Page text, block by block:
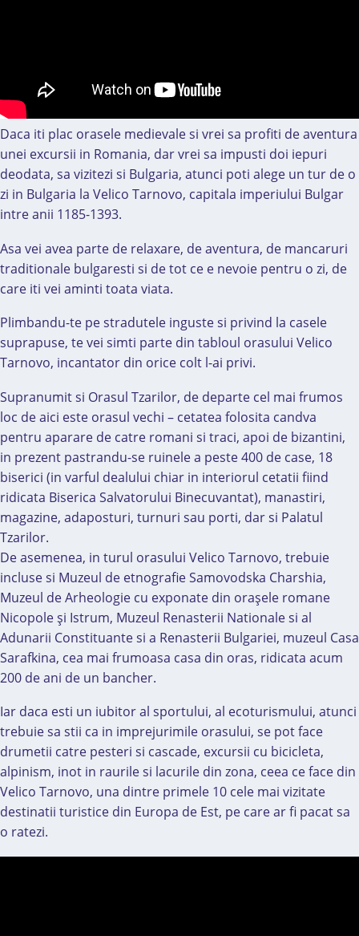
Daca iti plac orasele medievale si vrei sa profiti de aventura
unei excursii in Romania, dar vrei sa impusti doi iepuri
deodata, sa vizitezi si Bulgaria, atunci poti alege un tur de o
zi in Bulgaria la Velico Tarnovo, capitala imperiului Bulgar
intre anii 1185-1393.
Asa vei avea parte de relaxare, de aventura, de mancaruri
traditionale bulgaresti si de tot ce e nevoie pentru o zi, de
care iti vei aminti toata viata.
Plimbandu-te pe stradutele inguste si privind la casele
suprapuse, te vei simti parte din tabloul orasului Velico
Tarnovo, incantator din orice colt l-ai privi.
Supranumit si Orasul Tzarilor, de departe cel mai frumos
loc de aici este orasul vechi – cetatea folosita candva
pentru aparare de catre romani si traci, apoi de bizantini,
in prezent pastrandu-se ruinele a peste 400 de case, 18
biserici (in varful dealului chiar in interiorul cetatii fiind
ridicata Biserica Salvatorului Binecuvantat), manastiri,
magazine, adaposturi, turnuri sau porti, dar si Palatul
Tzarilor.
De asemenea, in turul orasului Velico Tarnovo, trebuie
incluse si Muzeul de etnografie Samovodska Charshia,
Muzeul de Arheologie cu exponate din oraşele romane
Nicopole şi Istrum, Muzeul Renasterii Nationale si al
Adunarii Constituante si a Renasterii Bulgariei, muzeul Casa
Sarafkina, cea mai frumoasa casa din oras, ridicata acum
200 de ani de un bancher.
Iar daca esti un iubitor al sportului, al ecoturismului, atunci
trebuie sa stii ca in imprejurimile orasului, se pot face
drumetii catre pesteri si cascade, excursii cu bicicleta,
alpinism, inot in raurile si lacurile din zona, ceea ce face din
Velico Tarnovo, una dintre primele 10 cele mai vizitate
destinatii turistice din Europa de Est, pe care ar fi pacat sa
o ratezi.